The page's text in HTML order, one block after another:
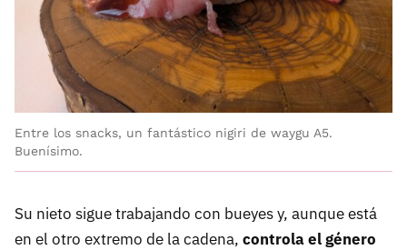
Entre los snacks, un fantástico nigiri de waygu A5.
Buenísimo.
Su nieto sigue trabajando con bueyes y, aunque está
en el otro extremo de la cadena, controla el género